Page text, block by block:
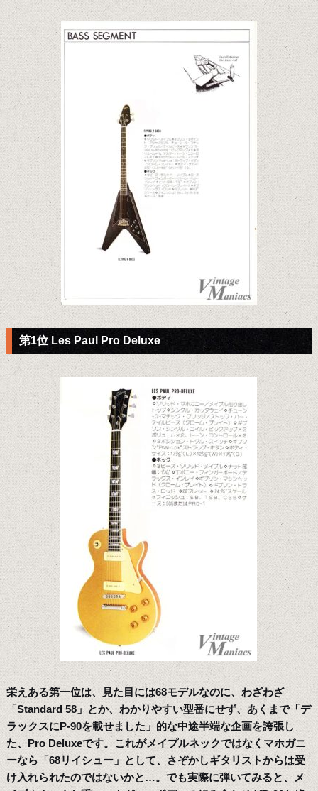
第1位 Les Paul Pro Deluxe
栄えある第一位は、見た目には68モデルなのに、わざわざ
「Standard 58」とか、わかりやすい型番にせず、あくまで「デ
ラックスにP-90を載せました」的な中途半端な企画を誇張し
た、Pro Deluxeです。これがメイプルネックではなくマホガニ
ーなら「68リイシュー」として、さぞかしギタリストからは受
け入れられたのではないかと…。でも実際に弾いてみると、メ